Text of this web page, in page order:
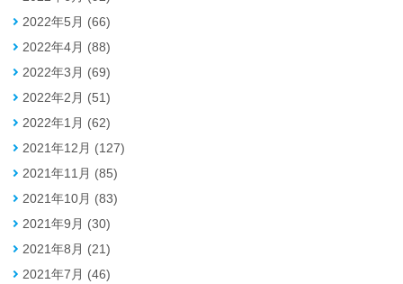
2022年5月 (66)
2022年4月 (88)
2022年3月 (69)
2022年2月 (51)
2022年1月 (62)
2021年12月 (127)
2021年11月 (85)
2021年10月 (83)
2021年9月 (30)
2021年8月 (21)
2021年7月 (46)